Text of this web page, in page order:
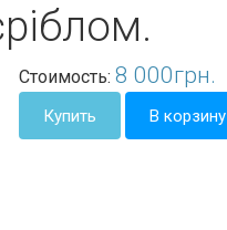
Стоимость: 8 000грн.
Купить В корзину